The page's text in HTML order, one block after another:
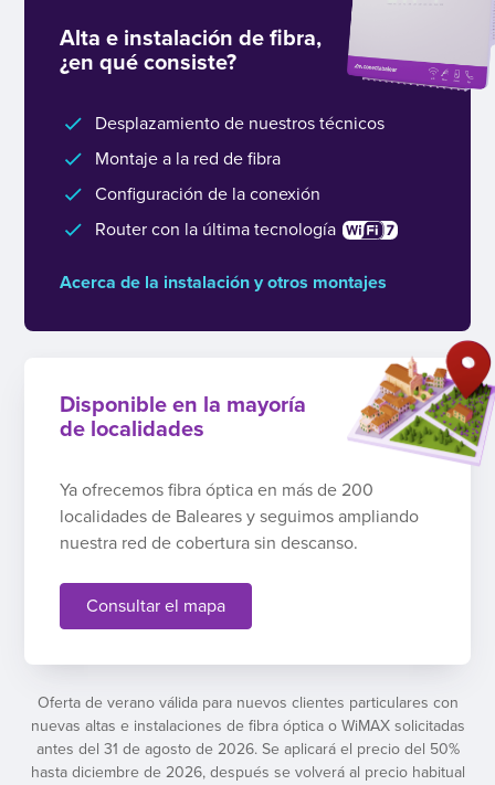
Alta e instalación de fibra,
¿en qué consiste?
Desplazamiento de nuestros técnicos
Montaje a la red de fibra
Configuración de la conexión
Router con la última tecnología
Acerca de la instalación y otros montajes
Disponible en la mayoría
de localidades
Ya ofrecemos fibra óptica en más de 200
localidades de Baleares y seguimos ampliando
nuestra red de cobertura sin descanso.
Consultar el mapa
Oferta de verano válida para nuevos clientes particulares con
nuevas altas e instalaciones de fibra óptica o WiMAX solicitadas
antes del 31 de agosto de 2026. Se aplicará el precio del 50%
hasta diciembre de 2026, después se volverá al precio habitual